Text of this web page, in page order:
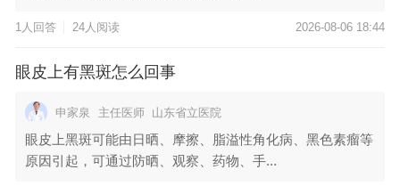
1人回答 24人阅读 2026-08-06 18:44
眼皮上有黑斑怎么回事
申家泉 主任医师 山东省立医院
眼皮上黑斑可能由日晒、摩擦、脂溢性角化病、黑色素瘤等
原因引起，可通过防晒、观察、药物、手...